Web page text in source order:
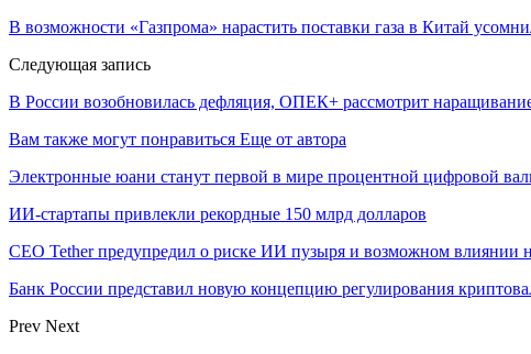
В возможности «Газпрома» нарастить поставки газа в Китай
Следующая запись
В России возобновилась дефляция, ОПЕК+ рассмотрит
Вам также могут понравиться Еще от автора
Электронные юани станут первой в мире процентной цифровой
ИИ-стартапы привлекли рекордные 150 млрд долларов
CEO Tether предупредил о риске ИИ пузыря и возможном влиянии
Банк России представил новую концепцию регулирования
Prev Next